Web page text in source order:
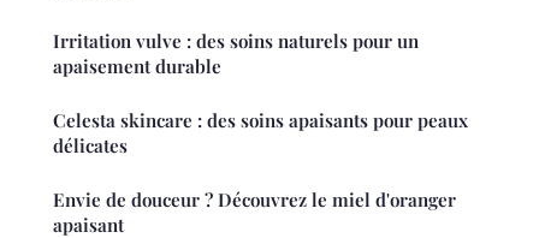
Irritation vulve : des soins naturels pour un
apaisement durable
Celesta skincare : des soins apaisants pour peaux
délicates
Envie de douceur ? Découvrez le miel d'oranger
apaisant